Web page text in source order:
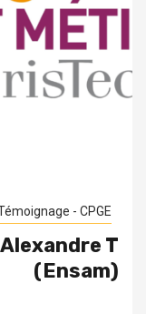
- CPGE
T
(Ensam)